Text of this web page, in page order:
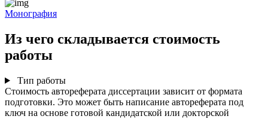
Монография
Из чего складывается стоимость
работы
Тип работы
Стоимость автореферата диссертации зависит от формата
подготовки. Это может быть написание автореферата под
ключ на основе готовой кандидатской или докторской